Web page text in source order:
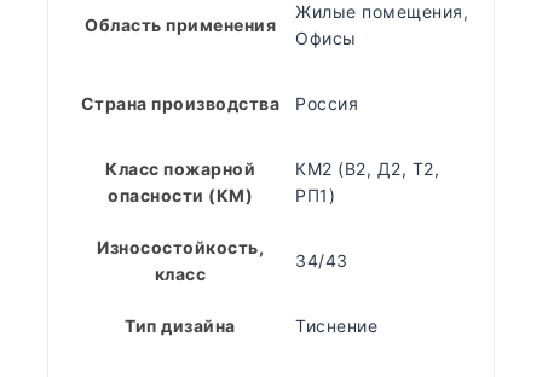
Область применения
Жилые помещения,
Офисы
Страна производства Россия
Класс пожарной
опасности (КМ)
КМ2 (В2, Д2, Т2,
РП1)
Износостойкость,
класс
34/43
Тип дизайна Тиснение